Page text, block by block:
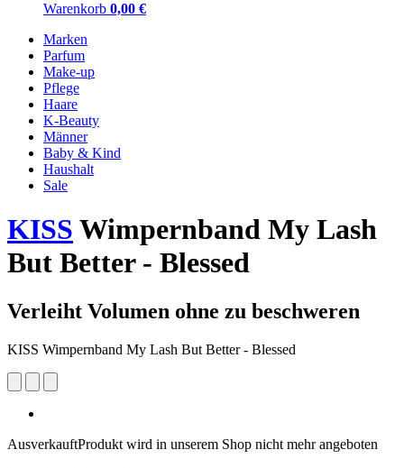
Warenkorb 0,00 €
Marken
Parfum
Make-up
Pflege
Haare
K-Beauty
Männer
Baby & Kind
Haushalt
Sale
KISS Wimpernband My Lash
But Better - Blessed
Verleiht Volumen ohne zu beschweren
KISS Wimpernband My Lash But Better - Blessed
AusverkauftProdukt wird in unserem Shop nicht mehr angeboten